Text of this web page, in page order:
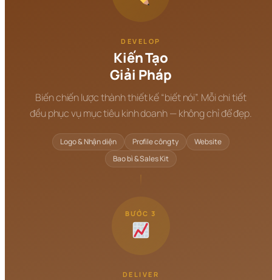
DEVELOP
Kiến Tạo
Giải Pháp
Biến chiến lược thành thiết kế “biết nói”. Mỗi chi tiết
đều phục vụ mục tiêu kinh doanh — không chỉ để đẹp.
Logo & Nhận diện Profile công ty
Website
Bao bì & Sales Kit
BƯỚC 3
DELIVER